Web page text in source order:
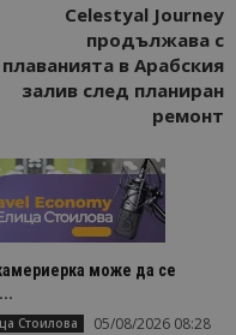
Celestyal Journey
продължава с
плаванията в Арабския
залив след планиран
ремонт
може да се
Стоилова 05/08/2026 08:28